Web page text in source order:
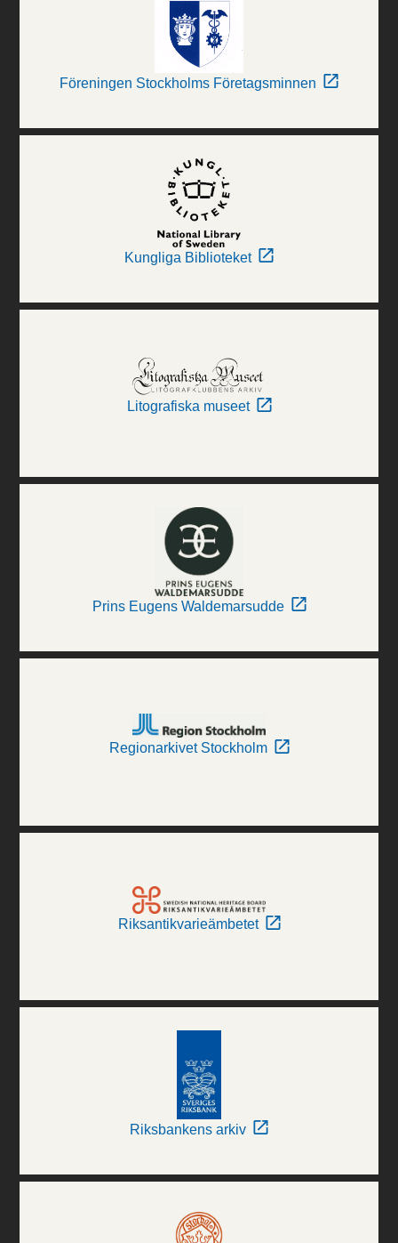
Föreningen Stockholms Företagsminnen
Kungliga Biblioteket
Litografiska museet
Prins Eugens Waldemarsudde
Regionarkivet Stockholm
Riksantikvarieämbetet
Riksbankens arkiv